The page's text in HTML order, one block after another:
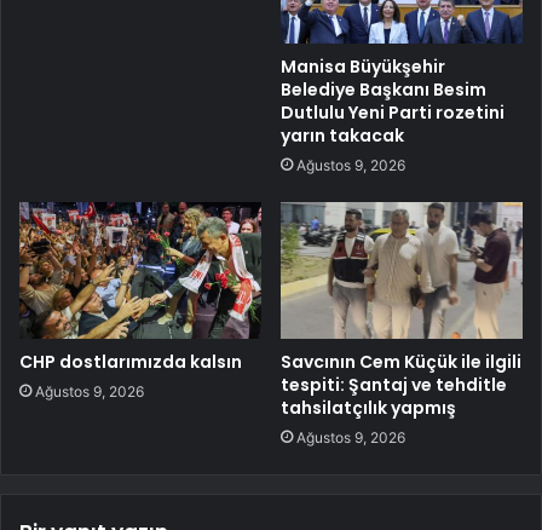
Manisa Büyükşehir
Belediye Başkanı Besim
Dutlulu Yeni Parti rozetini
yarın takacak
Ağustos 9, 2026
CHP dostlarımızda kalsın
Ağustos 9, 2026
Savcının Cem Küçük ile ilgili
tespiti: Şantaj ve tehditle
tahsilatçılık yapmış
Ağustos 9, 2026